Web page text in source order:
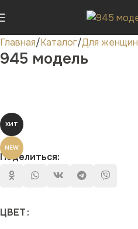
Главная Каталог Для женщин
945 модель
ХИТ
NEW
Поделиться:
ЦВЕТ